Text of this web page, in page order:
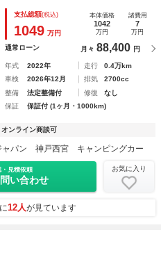
ロ ７０Ｌ冷蔵庫 マックス
ルソーラー ビッグＸナビ
支払総額(税込)
1049 万円
本体価格
1042
万円
諸費用
7
万円
通常ローン 月々 88,400 円
年式 2022年 走行
0.4万km
車検
2026年12月 排気
2700cc
整備
法定整備付 修復
なし
保証
保証付 (1ヶ月・1000km)
オンライン商談可
ャパン 神戸西宮 キャンピングカー
・見積依頼
い合わせ
お気に入り
12人が見ています